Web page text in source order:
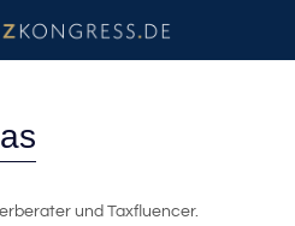
und Taxfluencer.